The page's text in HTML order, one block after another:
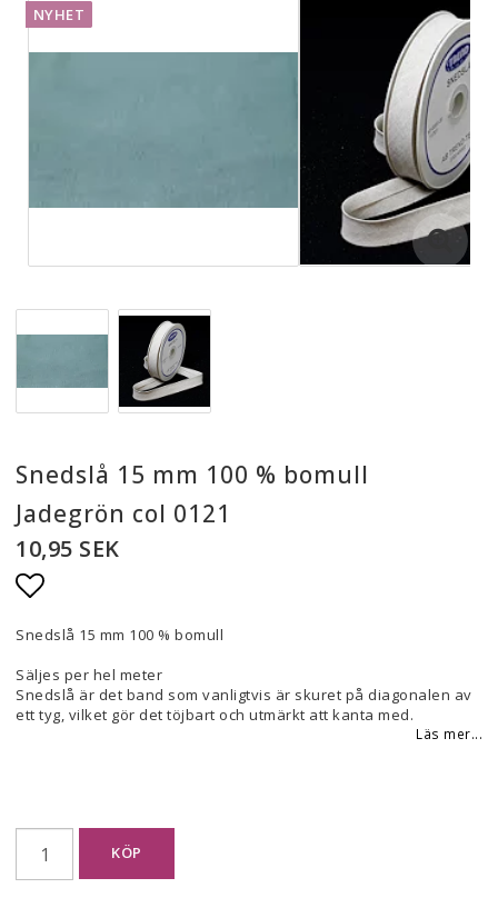
NYHET
Snedslå 15 mm 100 % bomull
Jadegrön col 0121
10,95 SEK
Lägg till i favoritlistan
Snedslå 15 mm 100 % bomull
Säljes per hel meter
Snedslå är det band som vanligtvis är skuret på diagonalen av
ett tyg, vilket gör det töjbart och utmärkt att kanta med.
Läs mer...
KÖP